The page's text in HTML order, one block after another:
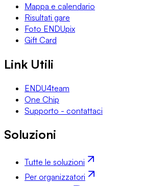
Mappa e calendario
Risultati gare
Foto ENDUpix
Gift Card
Link Utili
ENDU4team
One Chip
Supporto - contattaci
Soluzioni
Tutte le soluzioni
Per organizzatori